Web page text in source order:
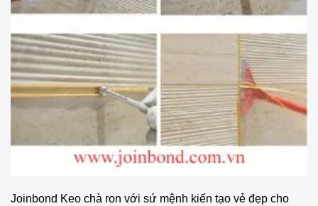
Joinbond Keo chà ron với sứ mệnh kiến tạo vẻ đẹp cho